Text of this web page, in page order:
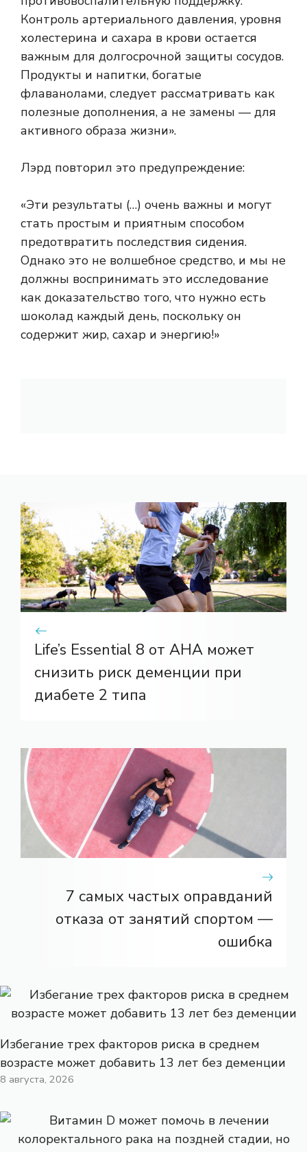
Контроль артериального давления, уровня
холестерина и сахара в крови остается
важным для долгосрочной защиты сосудов.
Продукты и напитки, богатые
флаванолами, следует рассматривать как
полезные дополнения, а не замены — для
активного образа жизни».
Лэрд повторил это предупреждение:
«Эти результаты (…) очень важны и могут
стать простым и приятным способом
предотвратить последствия сидения.
Однако это не волшебное средство, и мы не
должны воспринимать это исследование
как доказательство того, что нужно есть
шоколад каждый день, поскольку он
содержит жир, сахар и энергию!»
Life’s Essential 8 от AHA может
снизить риск деменции при
диабете 2 типа
7 самых частых оправданий
отказа от занятий спортом —
ошибка
Избегание трех факторов риска в среднем
возрасте может добавить 13 лет без деменции
8 августа, 2026